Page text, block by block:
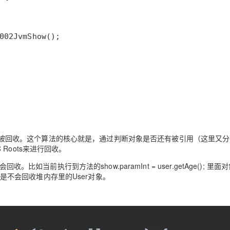
。这个算法的核心就是，通过判断对象是否还有被引用（这里又
来进行回收。
收。比如当前执行到方法的show.paramInt = user.getAge(); 里面对
不会回收堆内存里的User对象。